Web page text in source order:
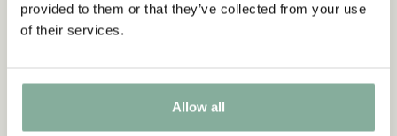
provided to them or that they’ve collected from your use
of their services.
Allow all
Ähnliche Produkte
Empfehlungen für dich